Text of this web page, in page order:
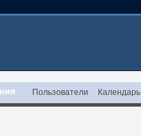
Пользователи Календарь